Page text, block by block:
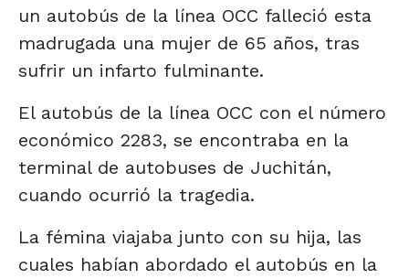
un autobús de la línea OCC falleció esta
madrugada una mujer de 65 años, tras
sufrir un infarto fulminante.
El autobús de la línea OCC con el número
económico 2283, se encontraba en la
terminal de autobuses de Juchitán,
cuando ocurrió la tragedia.
La fémina viajaba junto con su hija, las
cuales habían abordado el autobús en la